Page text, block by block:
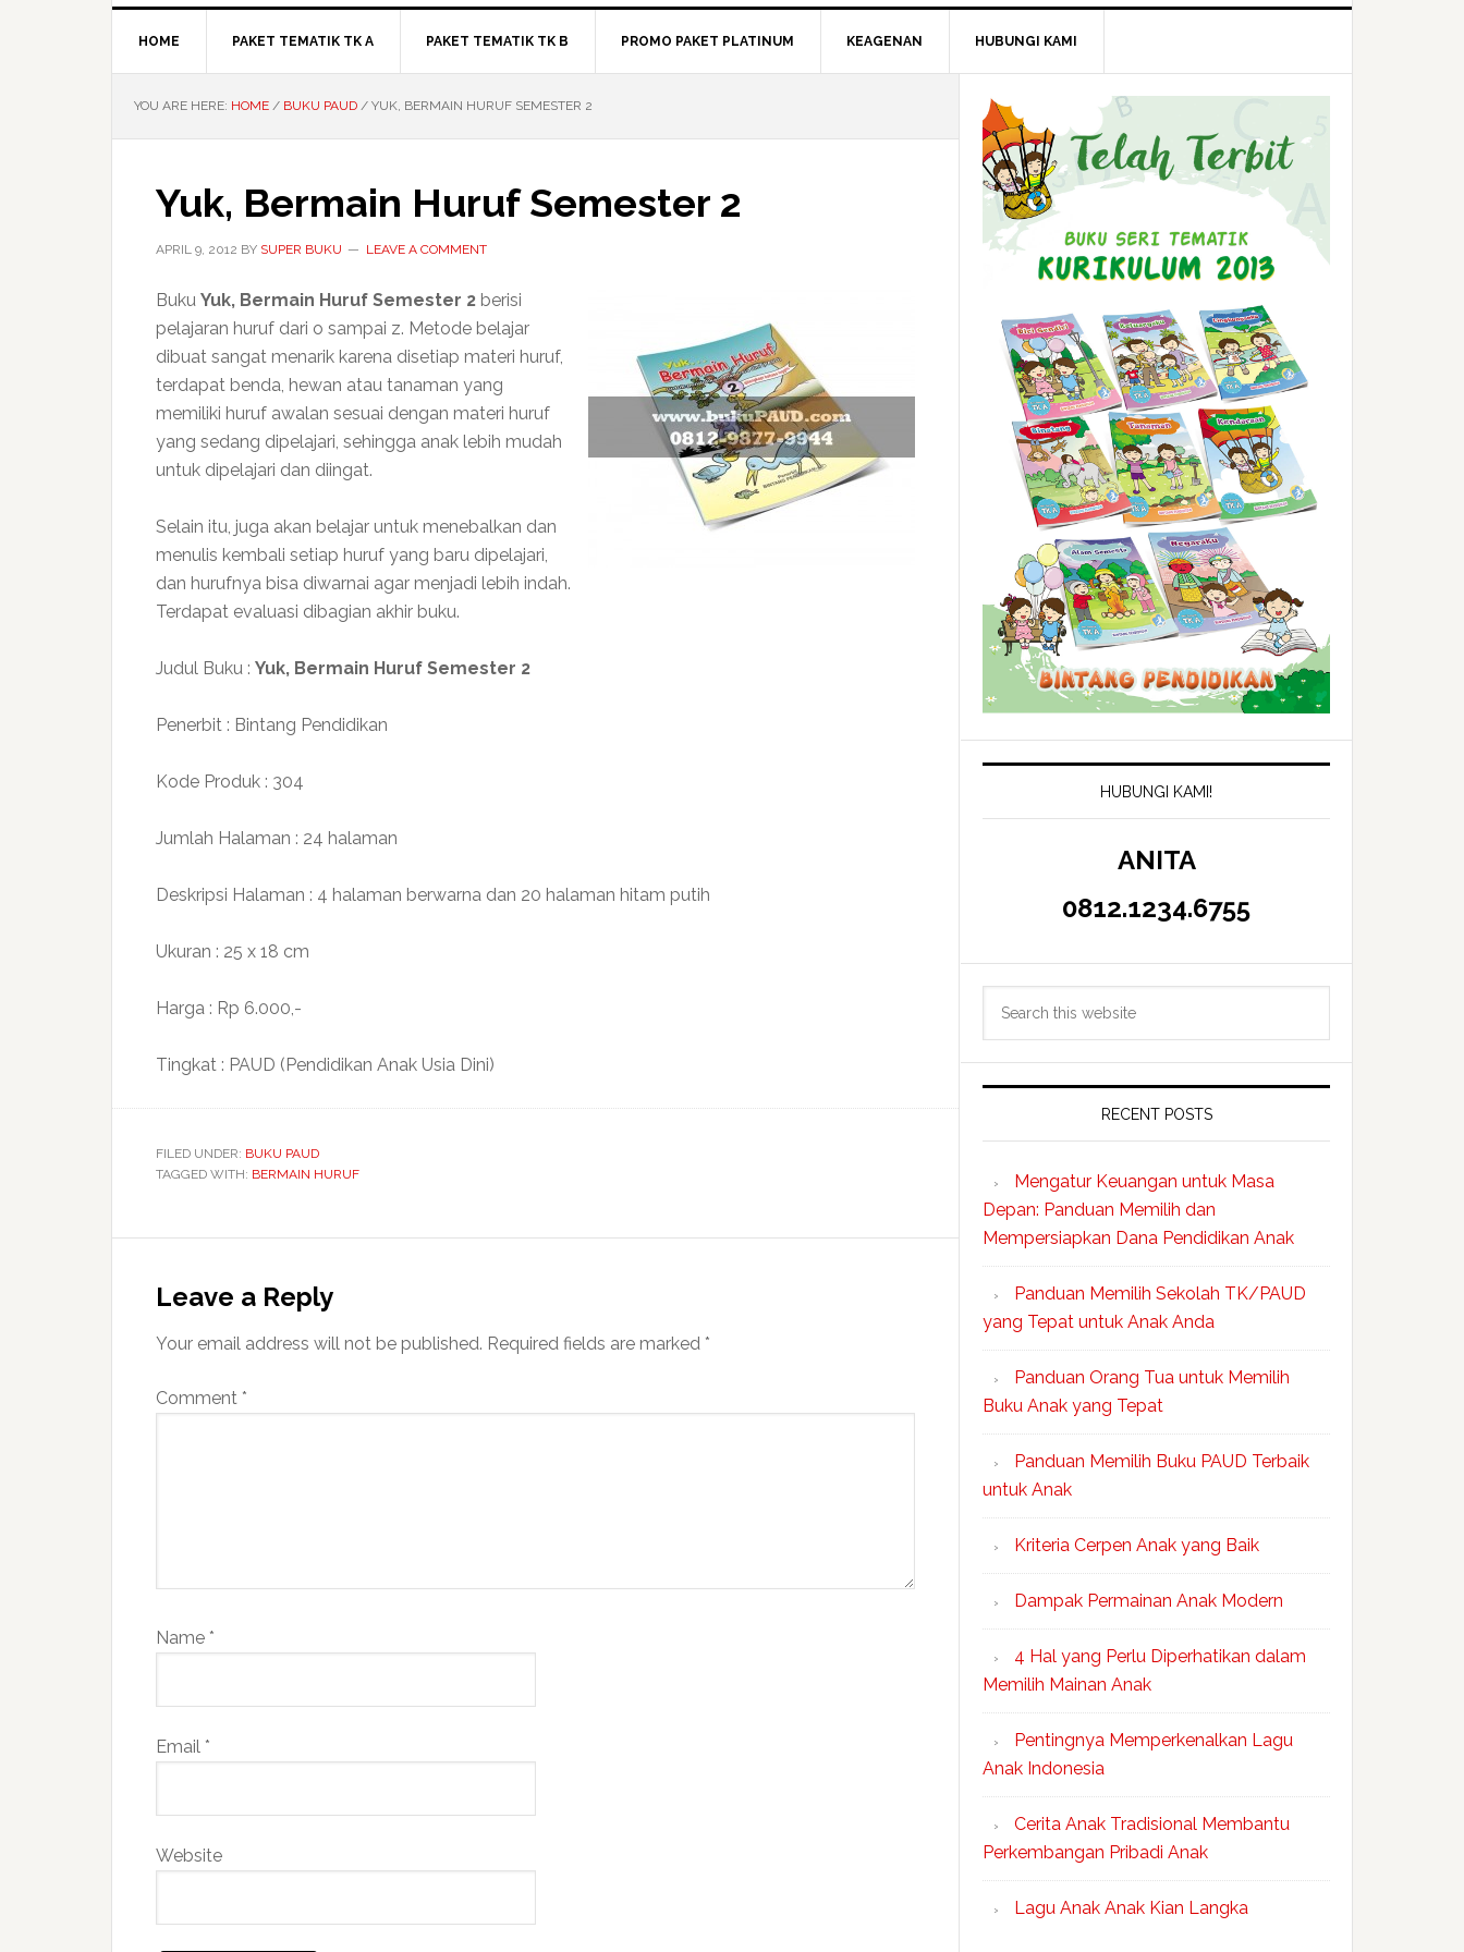
HOME PAKET TEMATIK TK A PAKET TEMATIK TK B PROMO PAKET PLATINUM KEAGENAN HUBUNGI KAMI
YOU ARE HERE: HOME / BUKU PAUD / YUK, BERMAIN HURUF SEMESTER 2
Yuk, Bermain Huruf Semester 2
APRIL 9, 2012 BY SUPER BUKU LEAVE A COMMENT
Buku Yuk, Bermain Huruf Semester 2 berisi
pelajaran huruf dari o sampai z. Metode belajar
dibuat sangat menarik karena disetiap materi huruf,
terdapat benda, hewan atau tanaman yang
memiliki huruf awalan sesuai dengan materi huruf
yang sedang dipelajari, sehingga anak lebih mudah
untuk dipelajari dan diingat.
Selain itu, juga akan belajar untuk menebalkan dan
menulis kembali setiap huruf yang baru dipelajari,
dan hurufnya bisa diwarnai agar menjadi lebih indah.
Terdapat evaluasi dibagian akhir buku.
Judul Buku : Yuk, Bermain Huruf Semester 2
Penerbit : Bintang Pendidikan
Kode Produk : 304
Jumlah Halaman : 24 halaman
Deskripsi Halaman : 4 halaman berwarna dan 20 halaman hitam putih
Ukuran : 25 x 18 cm
Harga : Rp 6.000,-
Tingkat : PAUD (Pendidikan Anak Usia Dini)
FILED UNDER: BUKU PAUD
TAGGED WITH: BERMAIN HURUF
Interactions
Leave a Reply
Your email address will not be published. Required fields are marked *
Comment *
Name *
Email *
Website
Primary
Sidebar
HUBUNGI KAMI!
ANITA
0812.1234.6755
RECENT POSTS
Mengatur Keuangan untuk Masa
Depan: Panduan Memilih dan
Mempersiapkan Dana Pendidikan Anak
Panduan Memilih Sekolah TK/PAUD
yang Tepat untuk Anak Anda
Panduan Orang Tua untuk Memilih
Buku Anak yang Tepat
Panduan Memilih Buku PAUD Terbaik
untuk Anak
Kriteria Cerpen Anak yang Baik
Dampak Permainan Anak Modern
4 Hal yang Perlu Diperhatikan dalam
Memilih Mainan Anak
Pentingnya Memperkenalkan Lagu
Anak Indonesia
Cerita Anak Tradisional Membantu
Perkembangan Pribadi Anak
Lagu Anak Anak Kian Langka